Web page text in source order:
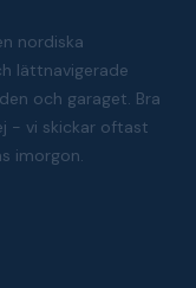
nordiska
lättnavigerade
och garaget. Bra
- vi skickar oftast
imorgon.